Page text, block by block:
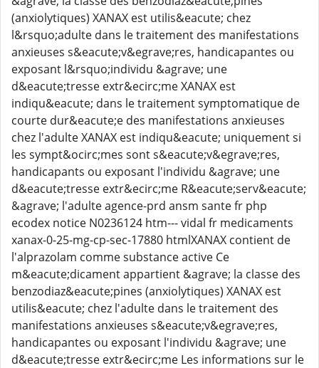
(anxiolytiques) XANAX est utilis&eacute; chez
l&rsquo;adulte dans le traitement des manifestations
anxieuses s&eacute;v&egrave;res, handicapantes ou
exposant l&rsquo;individu &agrave; une
d&eacute;tresse extr&ecirc;me XANAX est
indiqu&eacute; dans le traitement symptomatique de
courte dur&eacute;e des manifestations anxieuses
chez l'adulte XANAX est indiqu&eacute; uniquement si
les sympt&ocirc;mes sont s&eacute;v&egrave;res,
handicapants ou exposant l'individu &agrave; une
d&eacute;tresse extr&ecirc;me R&eacute;serv&eacute;
&agrave; l'adulte agence-prd ansm sante fr php
ecodex notice N0236124 htm--- vidal fr medicaments
xanax-0-25-mg-cp-sec-17880 htmlXANAX contient de
l'alprazolam comme substance active Ce
m&eacute;dicament appartient &agrave; la classe des
benzodiaz&eacute;pines (anxiolytiques) XANAX est
utilis&eacute; chez l'adulte dans le traitement des
manifestations anxieuses s&eacute;v&egrave;res,
handicapantes ou exposant l'individu &agrave; une
d&eacute;tresse extr&ecirc;me Les informations sur le